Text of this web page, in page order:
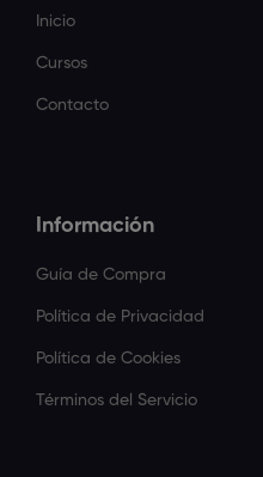
Inicio
Cursos
Contacto
Información
Guía de Compra
Política de Privacidad
Política de Cookies
Términos del Servicio